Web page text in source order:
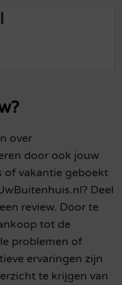
over
door ook jouw
of vakantie geboekt
Deel
review. Door te
tot de
problemen of
ervaringen zijn
te krijgen van